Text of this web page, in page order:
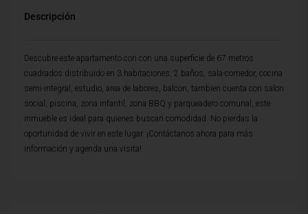
Descripción
Descubre este apartamento con con una superficie de 67 metros
cuadrados distribuido en 3 habitaciones, 2 baños, sala-comedor, cocina
semi-integral, estudio, area de labores, balcon, tambien cuenta con salon
social, piscina, zona infantil, zona BBQ y parqueadero comunal, este
inmueble es ideal para quienes buscan comodidad. No pierdas la
oportunidad de vivir en este lugar. ¡Contáctanos ahora para más
información y agenda una visita!